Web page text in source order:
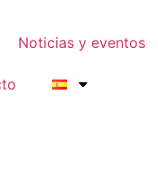
Noticias y eventos